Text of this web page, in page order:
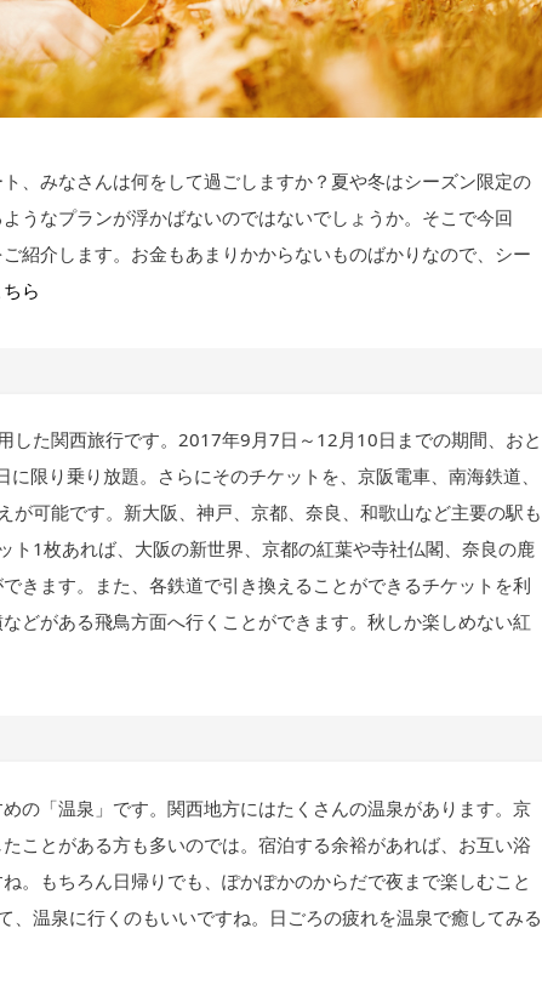
、みなさんは何をして過ごしますか？夏や冬はシーズン限定の
うなプランが浮かばないのではないでしょうか。そこで今回
紹介します。お金もあまりかからないものばかりなので、シー
ちら
した関西旅行です。2017年9月7日～12月10日までの期間、おと
限り乗り放題。さらにそのチケットを、京阪電車、南海鉄道、
可能です。新大阪、神戸、京都、奈良、和歌山など主要の駅も
ト1枚あれば、大阪の新世界、京都の紅葉や寺社仏閣、奈良の鹿
きます。また、各鉄道で引き換えることができるチケットを利
どがある飛鳥方面へ行くことができます。秋しか楽しめない紅
の「温泉」です。関西地方にはたくさんの温泉があります。京
ことがある方も多いのでは。宿泊する余裕があれば、お互い浴
。もちろん日帰りでも、ぽかぽかのからだで夜まで楽しむこと
温泉に行くのもいいですね。日ごろの疲れを温泉で癒してみる